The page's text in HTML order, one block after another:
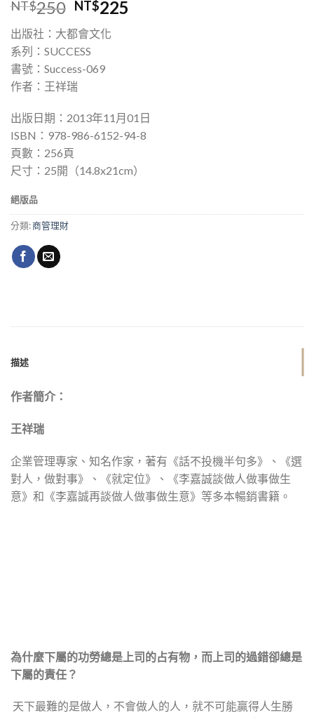
NT$250 NT$225
出版社：大都會文化
系列：SUCCESS
書號：Success-069
作者：王祥瑞
出版日期：2013年11月01日
ISBN：978-986-6152-94-8
頁數：256頁
尺寸：25開（14.8x21cm）
絕版品
分類:商管理財
描述
作者簡介：
王祥瑞
企業管理專家、知名作家，著有《話不投機半句多》、《選
對人，做對事》、《就定位》、《李嘉誠談做人做事做生
意》和《李嘉誠再談做人做事做生意》等多本暢銷書籍。
為什麼下屬的功勞總是上司的占有物，而上司的過錯卻總是
下屬的責任？
天下最難的是做人，不會做人的人，就不可能贏得人生勝